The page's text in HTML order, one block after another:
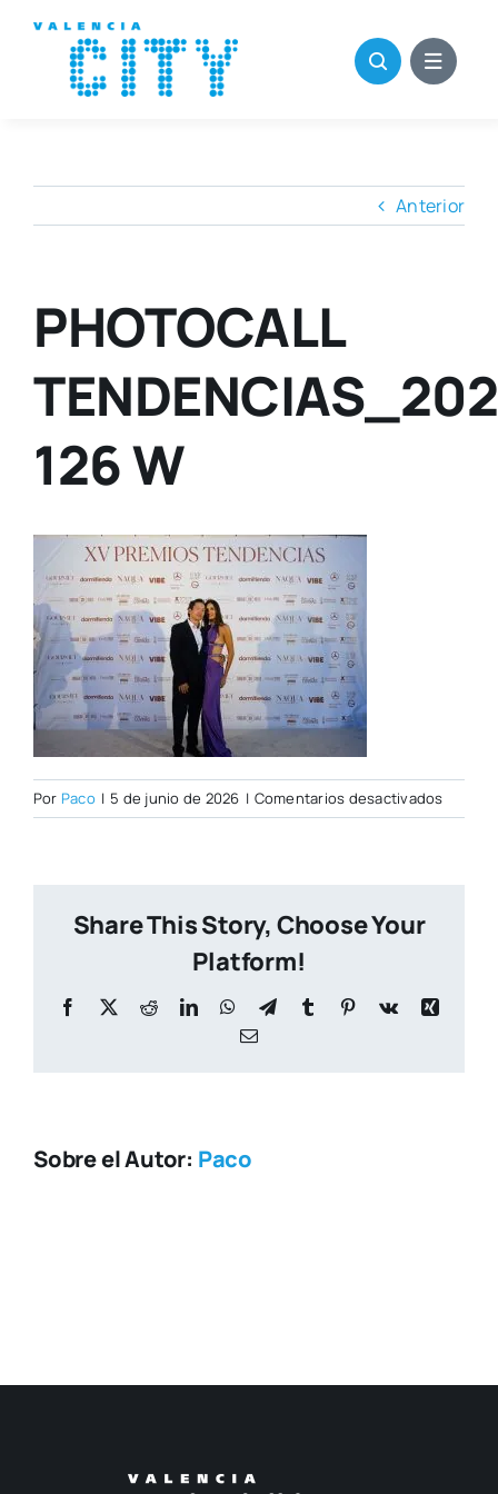
contenido
Anterior
PHOTOCALL
126 W
Por Paco | 5 de junio de 2026 | Comentarios desactivadosen
Share This Story, Choose Your
Platform!
Facebook
X RedditLinkedInWhatsApp
TelegramTumblr Pinterest
Vk
Xing
Correo
Sobre el Autor: Paco